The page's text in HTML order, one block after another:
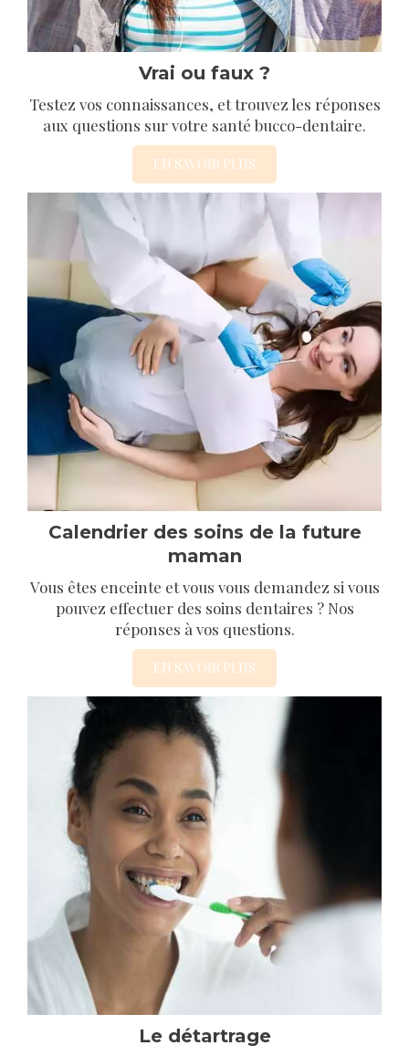
Vrai ou faux ?
Testez vos connaissances, et trouvez les réponses
aux questions sur votre santé bucco-dentaire.
EN SAVOIR PLUS
Calendrier des soins de la future
maman
Vous êtes enceinte et vous vous demandez si vous
pouvez effectuer des soins dentaires ? Nos
réponses à vos questions.
EN SAVOIR PLUS
Le détartrage